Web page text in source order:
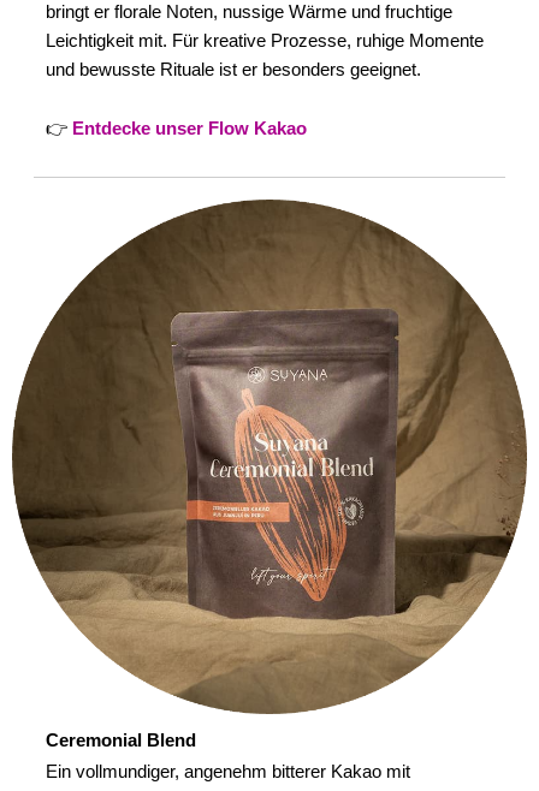
bringt er florale Noten, nussige Wärme und fruchtige
Leichtigkeit mit. Für kreative Prozesse, ruhige Momente
und bewusste Rituale ist er besonders geeignet.
👉 Entdecke unser Flow Kakao
Ceremonial Blend
Ein vollmundiger, angenehm bitterer Kakao mit